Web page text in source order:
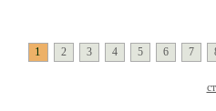
1 2 3 4 5 6 7